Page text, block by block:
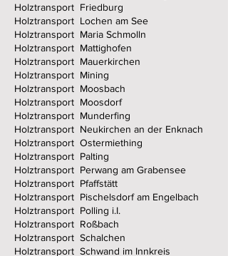
Holztransport Friedburg
Holztransport Lochen am See
Holztransport Maria Schmolln
Holztransport Mattighofen
Holztransport Mauerkirchen
Holztransport Mining
Holztransport Moosbach
Holztransport Moosdorf
Holztransport Munderfing
Holztransport Neukirchen an der Enknach
Holztransport Ostermiething
Holztransport Palting
Holztransport Perwang am Grabensee
Holztransport Pfaffstätt
Holztransport Pischelsdorf am Engelbach
Holztransport Polling i.I.
Holztransport Roßbach
Holztransport Schalchen
Holztransport Schwand im Innkreis